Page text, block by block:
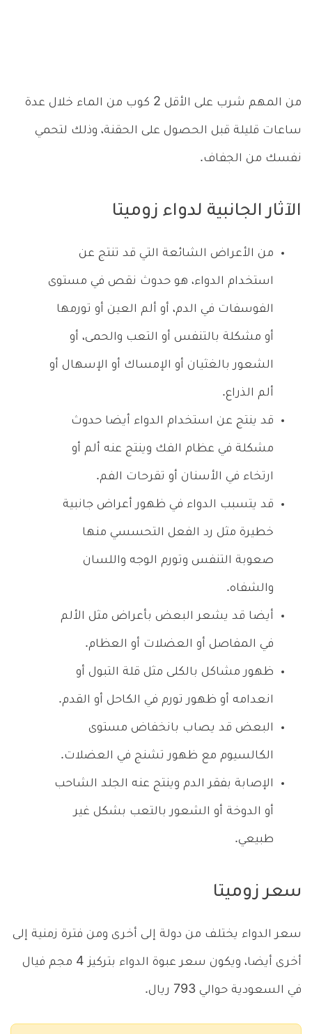
من المهم شرب على الأقل 2 كوب من الماء خلال عدة
ساعات قليلة قبل الحصول على الحقنة، وذلك لتحمي
نفسك من الجفاف.
الآثار الجانبية لدواء زوميتا
من الأعراض الشائعة التي قد تنتج عن
استخدام الدواء، هو حدوث نقص في مستوى
الفوسفات في الدم، أو ألم العين أو تورمها
أو مشكلة بالتنفس أو التعب والحمى، أو
الشعور بالغثيان أو الإمساك أو الإسهال أو
ألم الذراع.
قد ينتج عن استخدام الدواء أيضا حدوث
مشكلة في عظام الفك وينتج عنه ألم أو
ارتخاء في الأسنان أو تقرحات الفم.
قد يتسبب الدواء في ظهور أعراض جانبية
خطيرة مثل رد الفعل التحسسي منها
صعوبة التنفس وتورم الوجه واللسان
والشفاه.
أيضا قد يشعر البعض بأعراض مثل الألم
في المفاصل أو العضلات أو العظام.
ظهور مشاكل بالكلى مثل قلة التبول أو
انعدامه أو ظهور تورم في الكاحل أو القدم.
البعض قد يصاب بانخفاض مستوى
الكالسيوم مع ظهور تشنج في العضلات.
الإصابة بفقر الدم وينتج عنه الجلد الشاحب
أو الدوخة أو الشعور بالتعب بشكل غير
طبيعي.
سعر زوميتا
سعر الدواء يختلف من دولة إلى أخرى ومن فترة زمنية إلى
أخرى أيضا، ويكون سعر عبوة الدواء بتركيز 4 مجم فيال
في السعودية حوالي 793 ريال.